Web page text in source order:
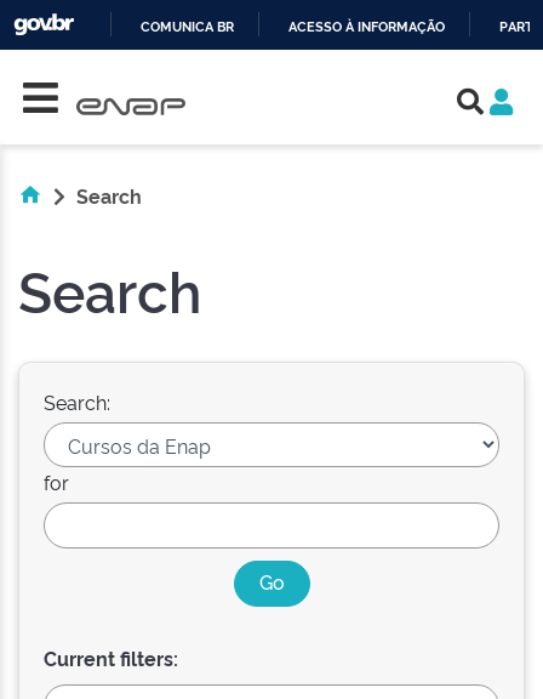
COMUNICA BR ACESSO À INFORMAÇÃO
Search
Search
Search:
for
Current filters: